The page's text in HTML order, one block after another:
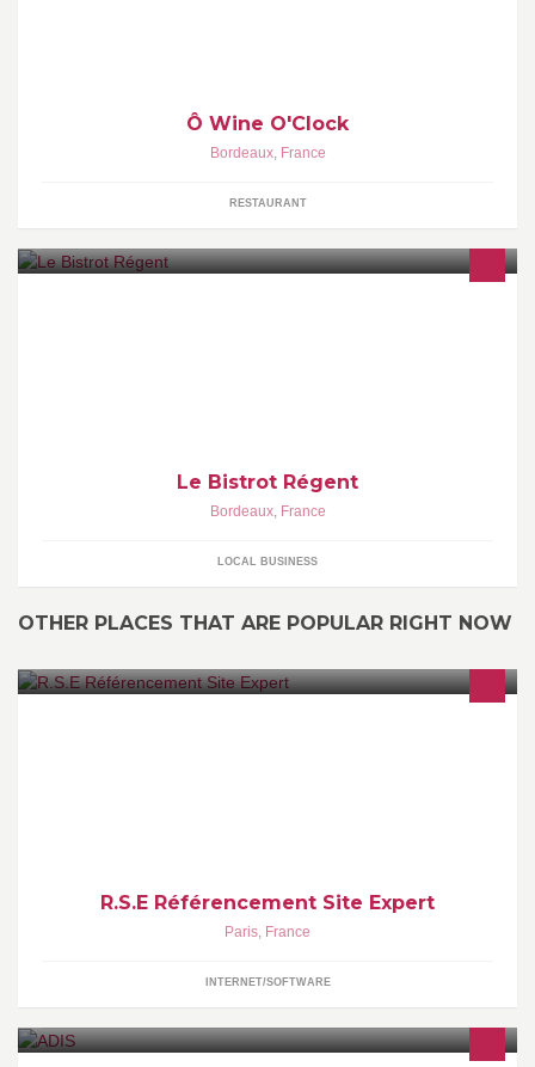
Ô Wine O'Clock
Bordeaux, France
RESTAURANT
Le Bistrot Régent
Bordeaux, France
LOCAL BUSINESS
OTHER PLACES THAT ARE POPULAR RIGHT NOW
R.S.E Référencement Site Expert
Paris, France
INTERNET/SOFTWARE